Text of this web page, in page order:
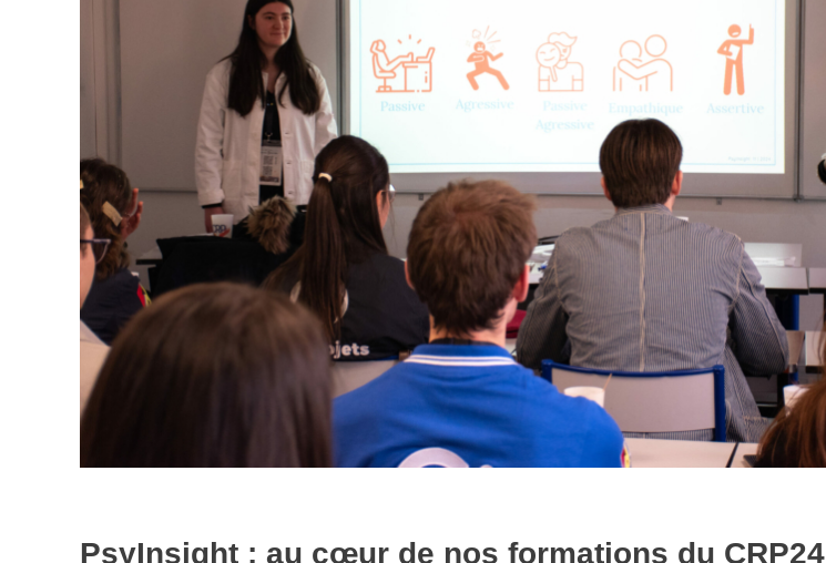
PsyInsight : au cœur de nos formations du CRP24